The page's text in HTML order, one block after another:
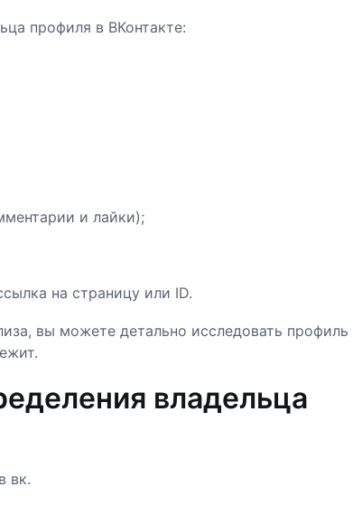
профиля в ВКонтакте:
и лайки);
на страницу или ID.
вы можете детально исследовать профиль
владельца
вк.